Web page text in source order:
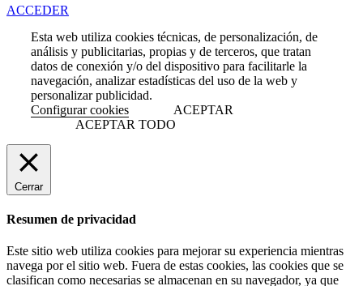
ACCEDER
Esta web utiliza cookies técnicas, de personalización, de
análisis y publicitarias, propias y de terceros, que tratan
datos de conexión y/o del dispositivo para facilitarle la
navegación, analizar estadísticas del uso de la web y
personalizar publicidad.
Configurar cookies
ACEPTAR
ACEPTAR TODO
Cerrar
Resumen de privacidad
Este sitio web utiliza cookies para mejorar su experiencia mientras
navega por el sitio web. Fuera de estas cookies, las cookies que se
clasifican como necesarias se almacenan en su navegador, ya que